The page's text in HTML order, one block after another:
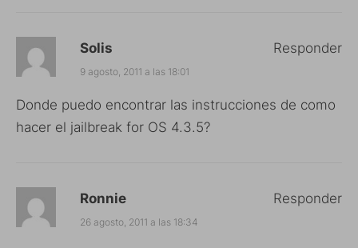
Solis
9 agosto, 2011 a las 18:01
Donde puedo encontrar las instrucciones de como
hacer el jailbreak for OS 4.3.5?
Responder
Ronnie
26 agosto, 2011 a las 18:34
Responder